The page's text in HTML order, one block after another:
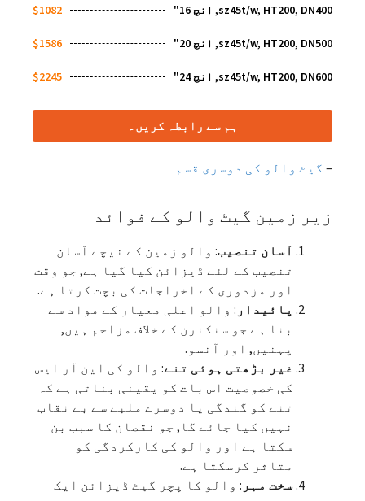
sz45t/w, HT200, DN400, انچ 16" $1082
sz45t/w, HT200, DN500, انچ 20" $1586
sz45t/w, HT200, DN600, انچ 24" $2245
ہم سے رابطہ کریں۔
– گیٹ والو کی دوسری قسم
زیر زمین گیٹ والو کے فوائد
آسان تنصیب: والو زمین کے نیچے آسان
تنصیب کے لئے ڈیزائن کیا گیا ہے, جو وقت
اور مزدوری کے اخراجات کی بچت کرتا ہے.
پائیدار : والو اعلی معیار کے مواد سے
بنا ہے جو سنکنرن کے خلاف مزاحم ہیں,
پہنیں, اور آنسو.
غیر بڑھتی ہوئی تنے: والو کی این آر ایس
کی خصوصیت اس بات کو یقینی بناتی ہے کہ
تنے کو گندگی یا دوسرے ملبے سے بے نقاب
نہیں کیا جائے گا, جو نقصان کا سبب بن
سکتا ہے اور والو کی کارکردگی کو
متاثر کرسکتا ہے.
سخت مہر : والو کا پچر گیٹ ڈیزائن ایک